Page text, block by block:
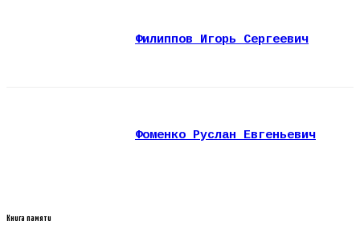
Филиппов Игорь Сергеевич
Фоменко Руслан Евгеньевич
Книга памяти